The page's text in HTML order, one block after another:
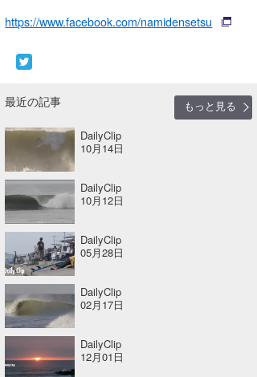
https://www.facebook.com/namidensetsu
最近の記事
もっと見る
DailyClip
10月14日
DailyClip
10月12日
DailyClip
05月28日
DailyClip
02月17日
DailyClip
12月01日
Yoshiyuki Obata
熊谷素子
WAVAL
中浦“JET”章
植村未来
NOBUFUKU
大野”MAR”修聖
喜納海人
☆加藤
ECE
H
KID
KOBU
KY
MIN
波伝説